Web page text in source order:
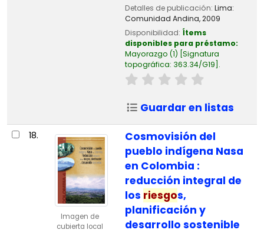
Detalles de publicación: Lima:
Comunidad Andina,2009
Disponibilidad: Ítems
disponibles para préstamo:
Mayorazgo (1) Signatura
topográfica: 363.34/G19 .
Guardar en listas
18.
Imagen de
cubierta local
Cosmovisión del
pueblo indígena Nasa
en Colombia :
reducción integral de
los riesgos,
planificación y
desarrollo sostenible